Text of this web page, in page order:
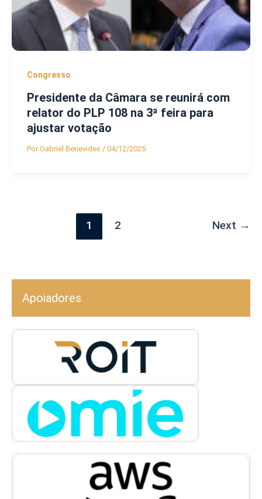
Congresso
Presidente da Câmara se reunirá com
relator do PLP 108 na 3ª feira para
ajustar votação
PorGabriel Benevides / 04/12/2025
1 2 Next →
Apoiadores